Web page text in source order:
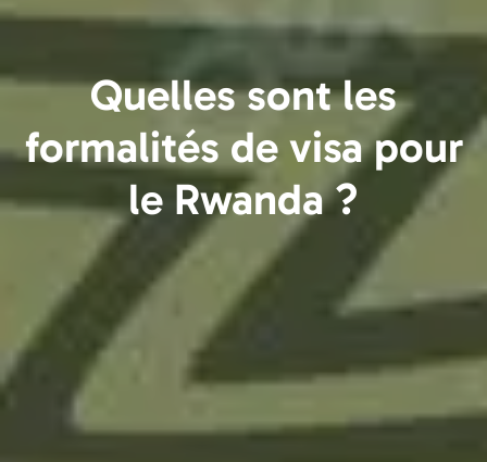
Quelles sont les
formalités de visa pour
le Rwanda ?